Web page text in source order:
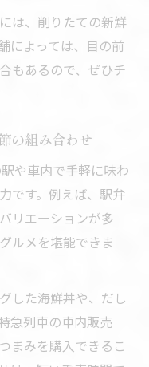
は、削りたての新鮮
によっては、目の前
もあるので、ぜひチ
の組み合わせ
や車内で手軽に味わ
です。例えば、駅弁
リエーションが多
ルメを堪能できま
した海鮮丼や、だし
急列車の車内販売
まみを購入できるこ